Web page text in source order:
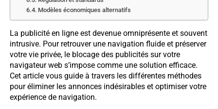
Modèles économiques alternatifs
La publicité en ligne est devenue omniprésente et souvent
intrusive. Pour retrouver une navigation fluide et préserver
votre vie privée, le blocage des publicités sur votre
navigateur web s’impose comme une solution efficace.
Cet article vous guide à travers les différentes méthodes
pour éliminer les annonces indésirables et optimiser votre
expérience de navigation.